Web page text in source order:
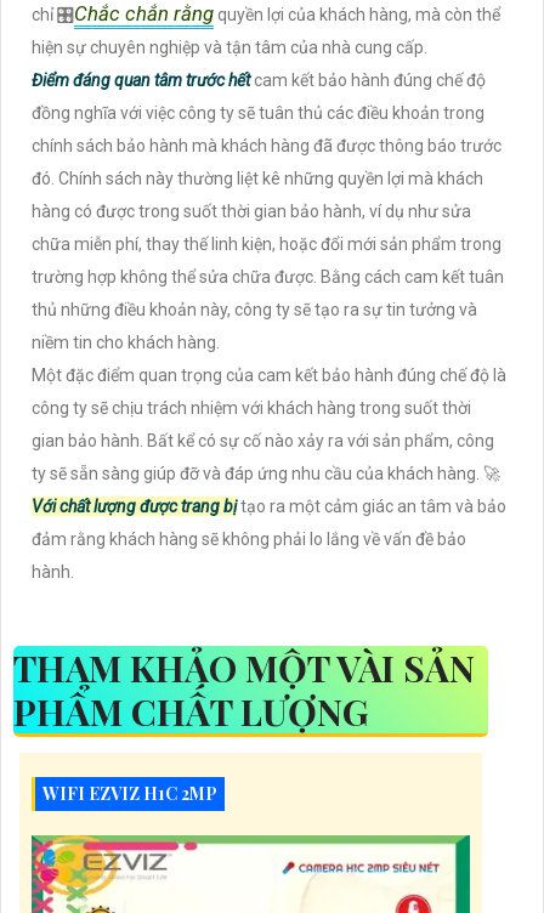
chỉ 🎛Chắc chắn rằng quyền lợi của khách hàng, mà còn thể
hiện sự chuyên nghiệp và tận tâm của nhà cung cấp.
Điểm đáng quan tâm trước hếtcam kết bảo hành đúng chế độ
đồng nghĩa với việc công ty sẽ tuân thủ các điều khoản trong
chính sách bảo hành mà khách hàng đã được thông báo trước
đó. Chính sách này thường liệt kê những quyền lợi mà khách
hàng có được trong suốt thời gian bảo hành, ví dụ như sửa
chữa miễn phí, thay thế linh kiện, hoặc đổi mới sản phẩm trong
trường hợp không thể sửa chữa được. Bằng cách cam kết tuân
thủ những điều khoản này, công ty sẽ tạo ra sự tin tưởng và
niềm tin cho khách hàng.
Một đặc điểm quan trọng của cam kết bảo hành đúng chế độ là
công ty sẽ chịu trách nhiệm với khách hàng trong suốt thời
gian bảo hành. Bất kể có sự cố nào xảy ra với sản phẩm, công
ty sẽ sẵn sàng giúp đỡ và đáp ứng nhu cầu của khách hàng. 🚀
Với chất lượng được trang bịtạo ra một cảm giác an tâm và bảo
đảm rằng khách hàng sẽ không phải lo lắng về vấn đề bảo
hành.
THAM KHẢO MỘT VÀI SẢN
PHẨM CHẤT LƯỢNG
WIFI EZVIZ H1C 2MP